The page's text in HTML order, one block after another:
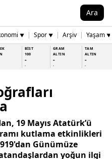
Ara
▼ | Spor ▼ | Arşiv | Yaşam ▼
BİST
100
-
-
GRAM
ALTIN
-
-
TAM
ALTIN
-
-
19 Mayıs Atatürk’ü
kutlama etkinlikleri
Günümüze
yoğun ilgi